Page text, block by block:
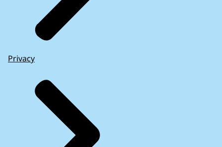
Privacy